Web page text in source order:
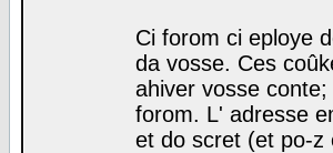
Ci forom ci eploye
da vosse. Ces
ahiver vosse
forom. L' adresse
et do scret (et po-z